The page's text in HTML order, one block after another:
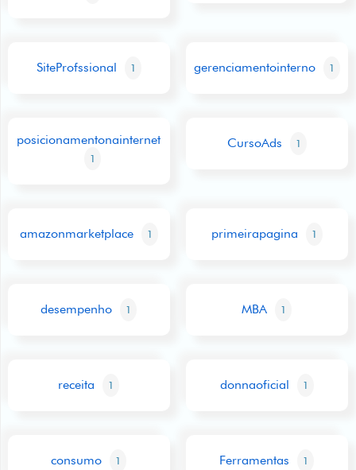
SiteProfssional 1 gerenciamentointerno 1
posicionamentonainternet
1
CursoAds 1
amazonmarketplace 1 primeirapagina 1
desempenho 1 MBA 1
receita 1 donnaoficial 1
consumo 1 Ferramentas 1